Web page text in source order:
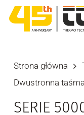
Skip
Strona główna
Dwustronna taśma
SERIE